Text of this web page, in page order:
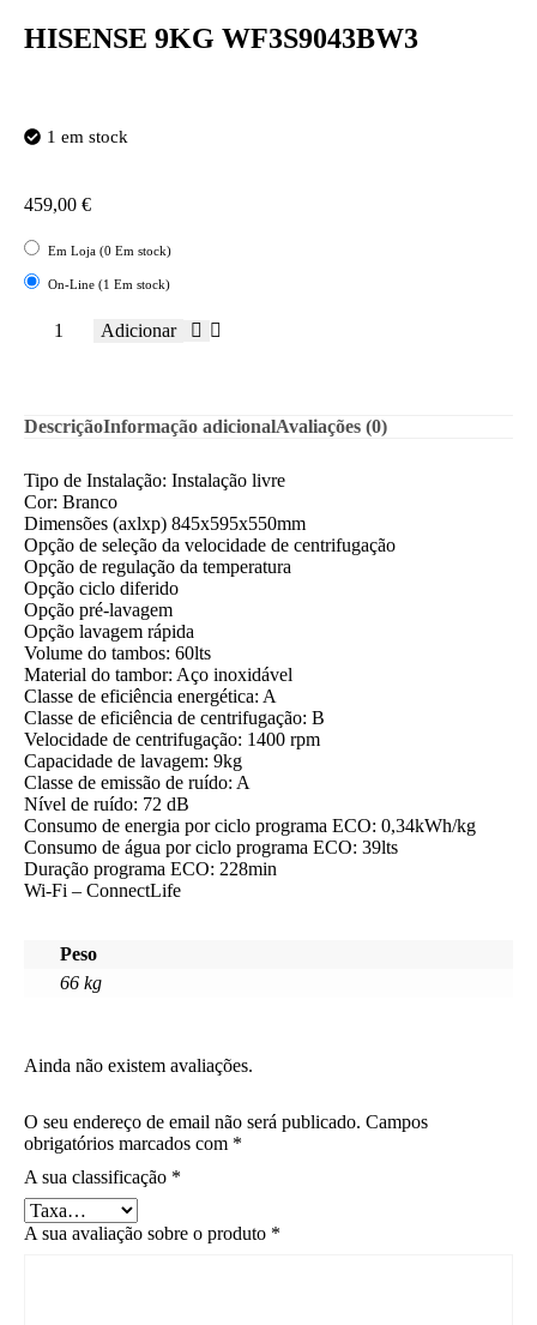
HISENSE 9KG WF3S9043BW3
1 em stock
459,00 €
Em Loja (0 Em stock)
On-Line (1 Em stock)
Adicionar
DescriçãoInformação adicionalAvaliações (0)
Tipo de Instalação: Instalação livre
Cor: Branco
Dimensões (axlxp) 845x595x550mm
Opção de seleção da velocidade de centrifugação
Opção de regulação da temperatura
Opção ciclo diferido
Opção pré-lavagem
Opção lavagem rápida
Volume do tambos: 60lts
Material do tambor: Aço inoxidável
Classe de eficiência energética: A
Classe de eficiência de centrifugação: B
Velocidade de centrifugação: 1400 rpm
Capacidade de lavagem: 9kg
Classe de emissão de ruído: A
Nível de ruído: 72 dB
Consumo de energia por ciclo programa ECO: 0,34kWh/kg
Consumo de água por ciclo programa ECO: 39lts
Duração programa ECO: 228min
Wi-Fi – ConnectLife
Peso
66 kg
Ainda não existem avaliações.
O seu endereço de email não será publicado. Campos
obrigatórios marcados com *
A sua classificação *
A sua avaliação sobre o produto *